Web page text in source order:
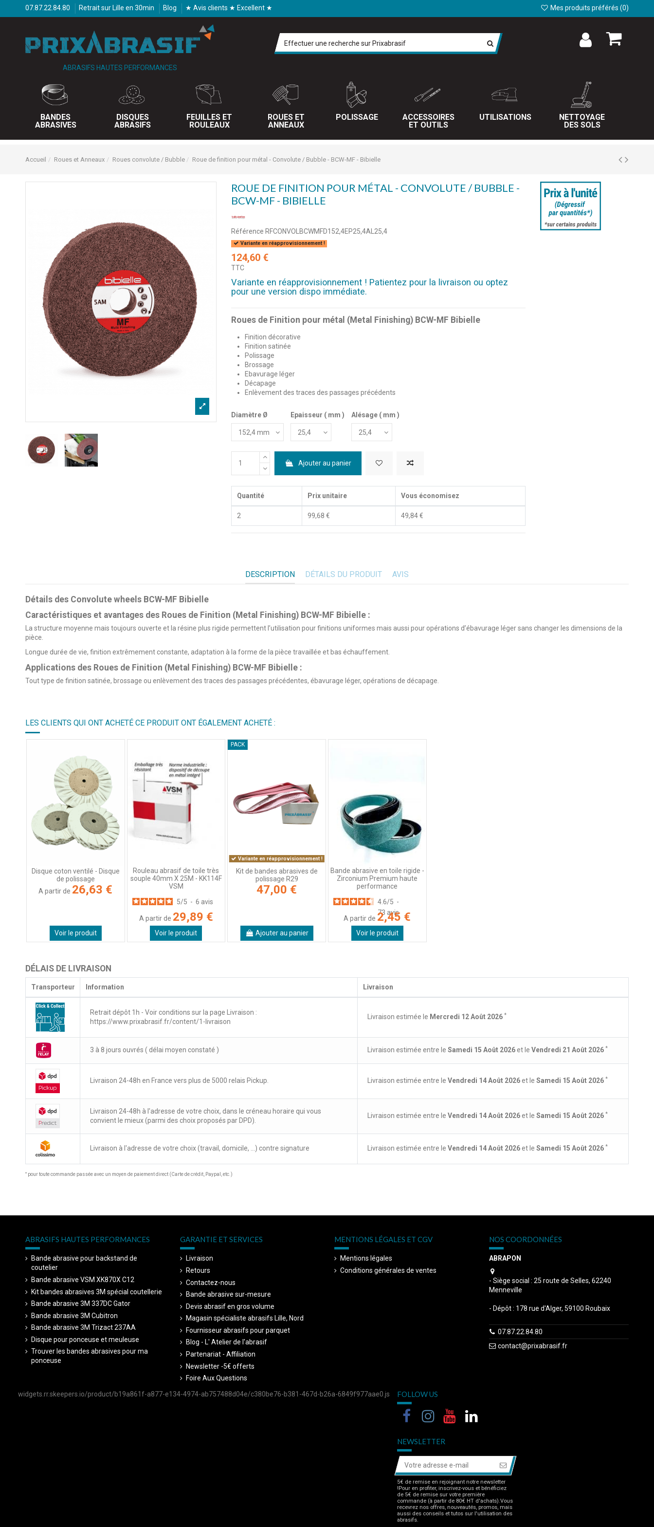
07.87.22.84.80 Retrait sur Lille en 30min Blog ★ Avis clients ★ Excellent ★ Mes produits préférés (0)
ABRASIFS HAUTES PERFORMANCES
BANDES
ABRASIVES
DISQUES
ABRASIFS
FEUILLES ET
ROULEAUX
ROUES ET
ANNEAUX
POLISSAGE
ACCESSOIRES
ET OUTILS
UTILISATIONS
NETTOYAGE
DES SOLS
Accueil Roues et Anneaux Roues convolute / Bubble Roue de finition pour métal - Convolute / Bubble - BCW-MF - Bibielle
ROUE DE FINITION POUR MÉTAL - CONVOLUTE / BUBBLE -
BCW-MF - BIBIELLE
Référence RFCONVOLBCWMFD152,4EP25,4AL25,4
Variante en réapprovisionnement !
124,60 €
TTC
Variante en réapprovisionnement ! Patientez pour la livraison ou optez
pour une version dispo immédiate.
Roues de Finition pour métal (Metal Finishing) BCW-MF Bibielle
Finition décorative
Finition satinée
Polissage
Brossage
Ebavurage léger
Décapage
Enlèvement des traces des passages précédents
Diamètre Ø Epaisseur ( mm ) Alésage ( mm )
Ajouter au panier
Quantité Prix unitaire Vous économisez
2 99,68 € 49,84 €
DESCRIPTION DÉTAILS DU PRODUIT AVIS
Détails des Convolute wheels BCW-MF Bibielle
Caractéristiques et avantages des Roues de Finition (Metal Finishing) BCW-MF Bibielle :
La structure moyenne mais toujours ouverte et la résine plus rigide permettent l’utilisation pour finitions uniformes mais aussi pour opérations d’ébavurage léger sans changer les dimensions de la
pièce.
Longue durée de vie, finition extrêmement constante, adaptation à la forme de la pièce travaillée et bas échauffement.
Applications des Roues de Finition (Metal Finishing) BCW-MF Bibielle :
Tout type de finition satinée, brossage ou enlèvement des traces des passages précédentes, ébavurage léger, opérations de décapage.
LES CLIENTS QUI ONT ACHETÉ CE PRODUIT ONT ÉGALEMENT ACHETÉ :
Disque coton ventilé - Disque
de polissage
A partir de 26,63 €
Voir le produit
Rouleau abrasif de toile très
souple 40mm X 25M - KK114F
VSM
5/5 - 6 avis
A partir de 29,89 €
Voir le produit
PACK
Variante en réapprovisionnement !
Kit de bandes abrasives de
polissage R29
47,00 €
Ajouter au panier
Bande abrasive en toile rigide -
Zirconium Premium haute
performance
4.6/5 -
73 avis
A partir de 2,45 €
Voir le produit
DÉLAIS DE LIVRAISON
Transporteur Information Livraison
Retrait dépôt 1h - Voir conditions sur la page Livraison :
https://www.prixabrasif.fr/content/1-livraison
Livraison estimée le Mercredi 12 Août 2026 *
3 à 8 jours ouvrés ( délai moyen constaté ) Livraison estimée entre le Samedi 15 Août 2026et le Vendredi 21 Août 2026 *
Livraison 24-48h en France vers plus de 5000 relais Pickup. Livraison estimée entre le Vendredi 14 Août 2026et le Samedi 15 Août 2026 *
Livraison 24-48h à l'adresse de votre choix, dans le créneau horaire qui vous
convient le mieux (parmi des choix proposés par DPD).
Livraison estimée entre le Vendredi 14 Août 2026et le Samedi 15 Août 2026 *
Livraison à l'adresse de votre choix (travail, domicile, ...) contre signature Livraison estimée entre le Vendredi 14 Août 2026et le Samedi 15 Août 2026 *
* pour toute commande passée avec un moyen de paiement direct (Carte de crédit, Paypal, etc.)
ABRASIFS HAUTES PERFORMANCES
Bande abrasive pour backstand de
coutelier
Bande abrasive VSM XK870X C12
Kit bandes abrasives 3M spécial coutellerie
Bande abrasive 3M 337DC Gator
Bande abrasive 3M Cubitron
Bande abrasive 3M Trizact 237AA
Disque pour ponceuse et meuleuse
Trouver les bandes abrasives pour ma
ponceuse
GARANTIE ET SERVICES
Livraison
Retours
Contactez-nous
Bande abrasive sur-mesure
Devis abrasif en gros volume
Magasin spécialiste abrasifs Lille, Nord
Fournisseur abrasifs pour parquet
Blog - L' Atelier de l'abrasif
Partenariat - Affiliation
Newsletter -5€ offerts
Foire Aux Questions
MENTIONS LÉGALES ET CGV
Mentions légales
Conditions générales de ventes
NOS COORDONNÉES
ABRAPON
- Siège social : 25 route de Selles, 62240
Menneville
- Dépôt : 178 rue d'Alger, 59100 Roubaix
07.87.22.84.80
contact@prixabrasif.fr
widgets.rr.skeepers.io/product/b19a861f-a877-e134-4974-ab757488d04e/c380be76-b381-467d-b26a-6849f977aae0.js FOLLOW US
NEWSLETTER
5€ de remise en rejoignant notre newsletter
!Pour en profiter, inscrivez-vous et bénéficiez
de 5€ de remise sur votre première
commande (à partir de 80€ HT d'achats).Vous
recevrez nos offres, nouveautés, promos, mais
aussi des conseils et tutos sur l'utilisation des
abrasifs.